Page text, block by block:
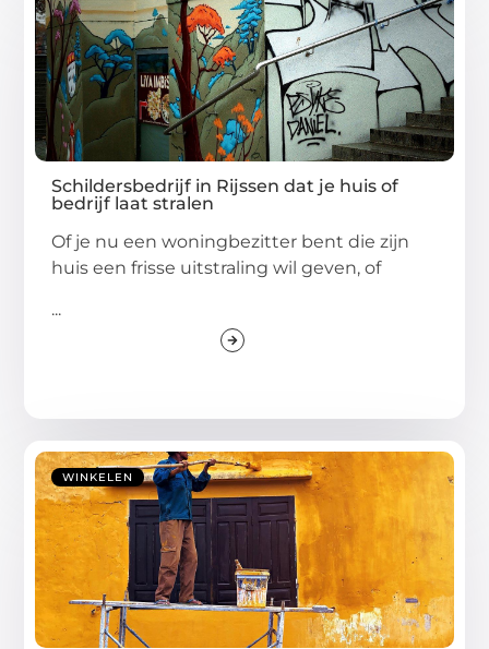
Schildersbedrijf in Rijssen dat je huis of
bedrijf laat stralen
Of je nu een woningbezitter bent die zijn
huis een frisse uitstraling wil geven, of
...
WINKELEN